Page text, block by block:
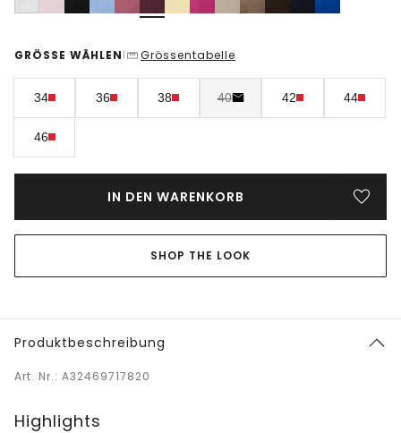
GRÖSSE WÄHLEN | Grössentabelle
34 36 38 40 42 44
46
IN DEN WARENKORB
SHOP THE LOOK
Produktbeschreibung
Art. Nr.: A32469717820
Highlights